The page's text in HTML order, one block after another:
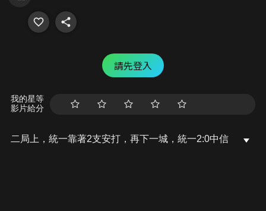
請先登入
我的星等
影片給分
二局上，統一靠著2支安打，再下一城，統一2:0中信